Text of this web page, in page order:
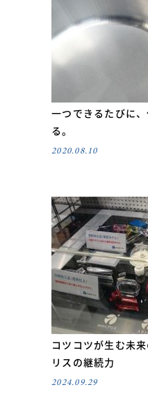
一つできるたびに
る。
2020.08.10
コツコツが生む未
リスの継続力
2024.09.29